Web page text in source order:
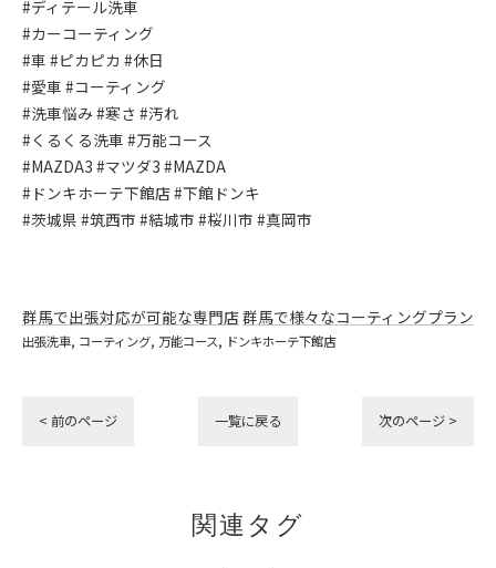
#ディテール洗車
#カーコーティング
#車 #ピカピカ #休日
#愛車 #コーティング
#洗車悩み #寒さ #汚れ
#くるくる洗車 #万能コース
#MAZDA3 #マツダ3 #MAZDA
#ドンキホーテ下館店 #下館ドンキ
#茨城県 #筑西市 #結城市 #桜川市 #真岡市
群馬で出張対応が可能な専門店群馬で様々なコーティングプラン
出張洗車 コーティング 万能コース ドンキホーテ下館店
< 前のページ 一覧に戻る 次のページ >
関連タグ